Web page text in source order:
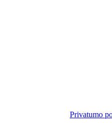
Privatumo